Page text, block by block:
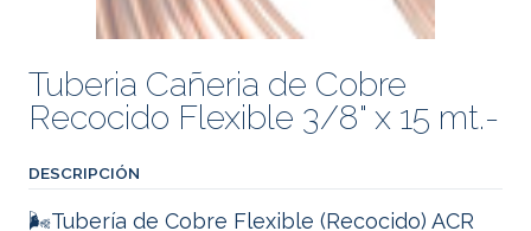
Tuberia Cañeria de Cobre
Recocido Flexible 3/8" x 15 mt.-
DESCRIPCIÓN
🌬️Tubería de Cobre Flexible (Recocido) ACR